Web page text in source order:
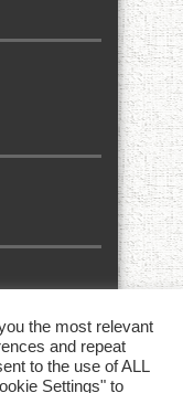
the most relevant
and repeat
to the use of ALL
Settings" to